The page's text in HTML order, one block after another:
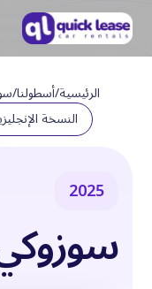
الرئيسية/أسطولنا/
النسخة
2025
سوزوكي